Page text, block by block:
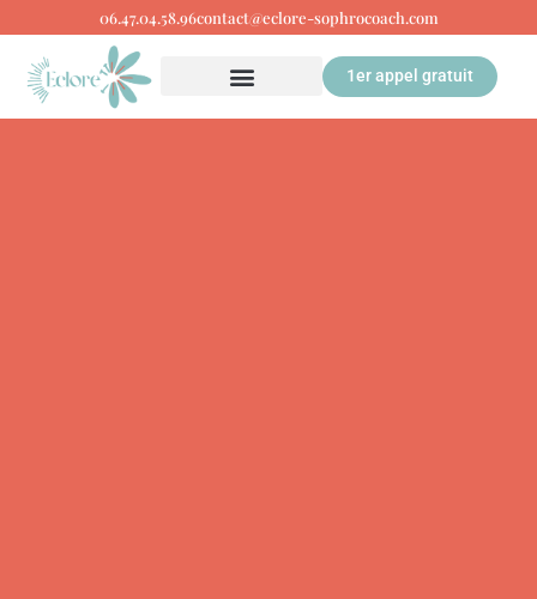
06.47.04.58.96contact@eclore-sophrocoach.com
1er appel gratuit